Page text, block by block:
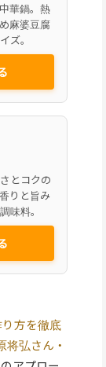
華鍋。熱
麻婆豆腐
ズ。
とコクの
りと旨み
味料。
り方を徹底
将弘さん・